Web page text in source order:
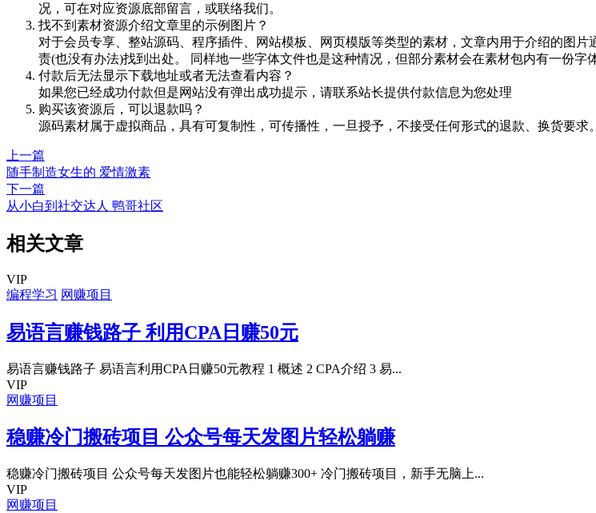
况，可在对应资源底部留言，或联络我们。
找不到素材资源介绍文章里的示例图片？
对于会员专享、整站源码、程序插件、网站模板、网页模版等类型的素材，文章内用于介绍的图
责(也没有办法)找到出处。 同样地一些字体文件也是这种情况，但部分素材会在素材包内有一份字
付款后无法显示下载地址或者无法查看内容？
如果您已经成功付款但是网站没有弹出成功提示，请联系站长提供付款信息为您处理
购买该资源后，可以退款吗？
源码素材属于虚拟商品，具有可复制性，可传播性，一旦授予，不接受任何形式的退款、换货要
上一篇
随手制造女生的 爱情激素
下一篇
从小白到社交达人 鸭哥社区
相关文章
VIP
编程学习 网赚项目
易语言赚钱路子 利用CPA日赚50元
易语言赚钱路子 易语言利用CPA日赚50元教程 1 概述 2 CPA介绍 3 易...
VIP
网赚项目
稳赚冷门搬砖项目 公众号每天发图片轻松躺赚
稳赚冷门搬砖项目 公众号每天发图片也能轻松躺赚300+ 冷门搬砖项目，新手无脑上...
VIP
网赚项目